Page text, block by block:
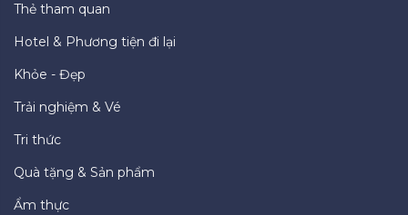
Thẻ tham quan
Hotel & Phương tiện đi lại
Khỏe - Đẹp
Trải nghiệm & Vé
Tri thức
Quà tặng & Sản phẩm
Ẩm thực